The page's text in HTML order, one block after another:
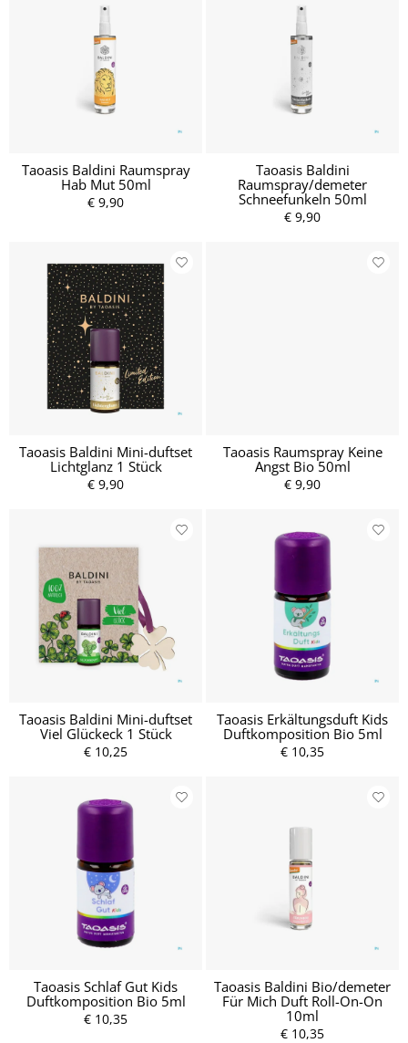
Taoasis Baldini Raumspray
Hab Mut 50ml
€ 9,90
Taoasis Baldini
Raumspray/demeter
Schneefunkeln 50ml
€ 9,90
Taoasis Baldini Mini-duftset
Lichtglanz 1 Stück
€ 9,90
Taoasis Raumspray Keine
Angst Bio 50ml
€ 9,90
Taoasis Baldini Mini-duftset
Viel Glückeck 1 Stück
€ 10,25
Taoasis Erkältungsduft Kids
Duftkomposition Bio 5ml
€ 10,35
Taoasis Schlaf Gut Kids
Duftkomposition Bio 5ml
€ 10,35
Taoasis Baldini Bio/demeter
Für Mich Duft Roll-On-On
10ml
€ 10,35